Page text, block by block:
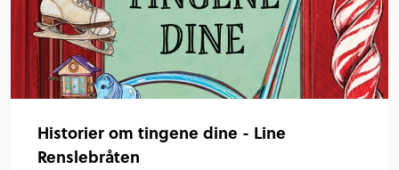
Historier om tingene dine - Line
Renslebråten